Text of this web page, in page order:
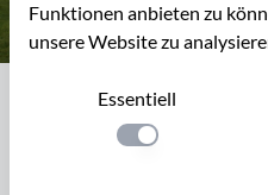
Blühende
Funktionen anbieten zu
unsere Website zu
Essentiell
Einstellung